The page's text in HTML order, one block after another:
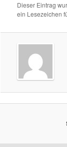
Dieser Eintrag
ein Lesezeichen